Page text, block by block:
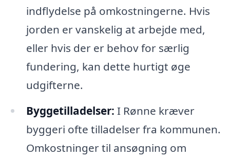
indflydelse på omkostningerne. Hvis
jorden er vanskelig at arbejde med,
eller hvis der er behov for særlig
fundering, kan dette hurtigt øge
udgifterne.
Byggetilladelser: I Rønne kræver
byggeri ofte tilladelser fra kommunen.
Omkostninger til ansøgning om